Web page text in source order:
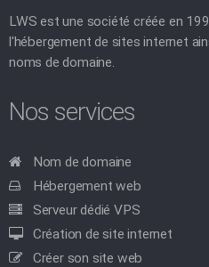
LWS est une société créée en
l'hébergement de sites internet
noms de domaine.
Nos services
Nom de domaine
Hébergement web
Serveur dédié VPS
Création de site internet
Créer son site web